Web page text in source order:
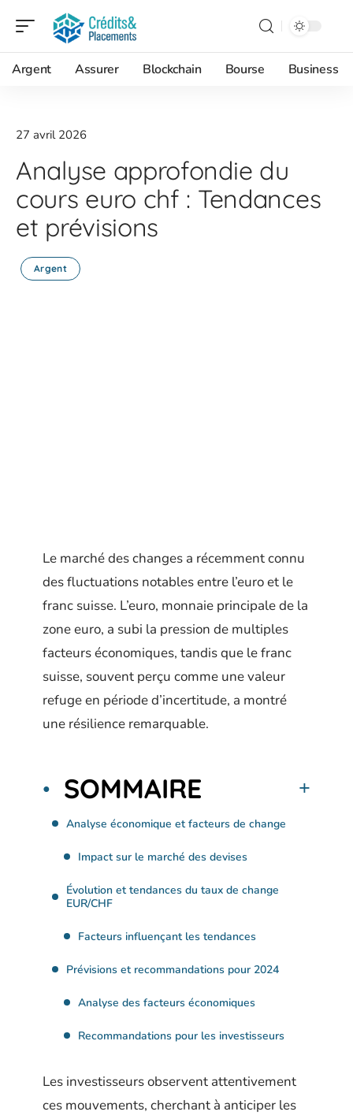
Argent Assurer Blockchain Bourse Business
27 avril 2026
Analyse approfondie du
cours euro chf : Tendances
et prévisions
Argent
Le marché des changes a récemment connu
des fluctuations notables entre l’euro et le
franc suisse. L’euro, monnaie principale de la
zone euro, a subi la pression de multiples
facteurs économiques, tandis que le franc
suisse, souvent perçu comme une valeur
refuge en période d’incertitude, a montré
une résilience remarquable.
SOMMAIRE
Analyse économique et facteurs de change
Impact sur le marché des devises
Évolution et tendances du taux de change
EUR/CHF
Facteurs influençant les tendances
Prévisions et recommandations pour 2024
Analyse des facteurs économiques
Recommandations pour les investisseurs
Les investisseurs observent attentivement
ces mouvements, cherchant à anticiper les